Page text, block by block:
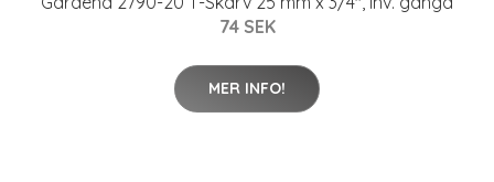
74 SEK
MER INFO!